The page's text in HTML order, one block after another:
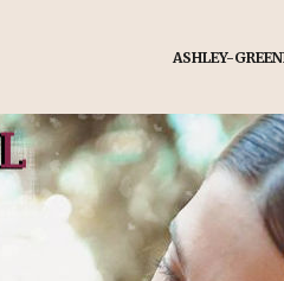
ASHLEY-